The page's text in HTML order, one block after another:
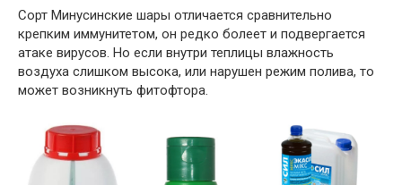
Сорт Минусинские шары отличается сравнительно
крепким иммунитетом, он редко болеет и подвергается
атаке вирусов. Но если внутри теплицы влажность
воздуха слишком высока, или нарушен режим полива, то
может возникнуть фитофтора.